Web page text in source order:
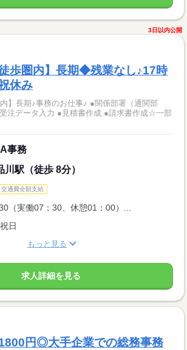
3日以内公開
徒歩圏内】長期◆残業なし♪17時
休み
内】長期♪事務のお仕事♪ ●関係部署（通関部
注データ入力 ●見積書作成 ●請求書作成☆一部
事務
駅（徒歩 8分）
交通費全額支給
（実働07：30、休憩01：00）...
日
もっと見る
求人詳細を見る
円◎大手企業での総務事務